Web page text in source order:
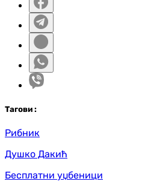
Тагови :
Рибник
Душко Дакић
Бесплатни уџбеници